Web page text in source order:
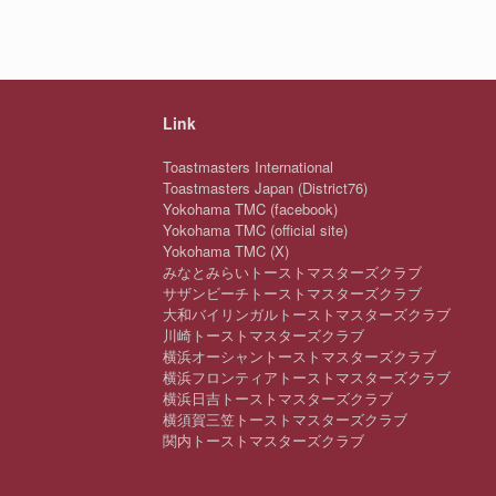
Link
Toastmasters International
Toastmasters Japan (District76)
Yokohama TMC (facebook)
Yokohama TMC (official site)
Yokohama TMC (X)
みなとみらいトーストマスターズクラブ
サザンビーチトーストマスターズクラブ
大和バイリンガルトーストマスターズクラブ
川崎トーストマスターズクラブ
横浜オーシャントーストマスターズクラブ
横浜フロンティアトーストマスターズクラブ
横浜日吉トーストマスターズクラブ
横須賀三笠トーストマスターズクラブ
関内トーストマスターズクラブ